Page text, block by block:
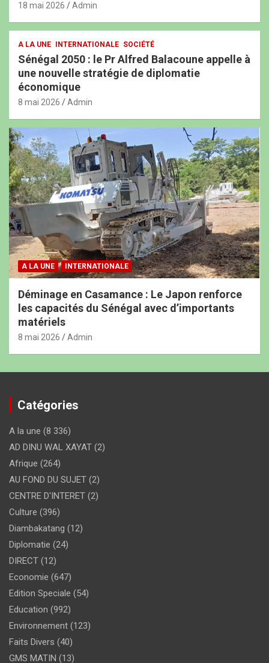
18 mai 2026 Admin
A LA UNE INTERNATIONALE SOCIÉTÉ
Sénégal 2050 : le Pr Alfred Balacoune appelle à
une nouvelle stratégie de diplomatie
économique
8 mai 2026 Admin
A LA UNE INTERNATIONALE
Déminage en Casamance : Le Japon renforce
les capacités du Sénégal avec d’importants
matériels
8 mai 2026 Admin
Catégories
A la une (8 336)
AD DINU WAL XAYAT (2)
Afrique (264)
AU FOND DU SUJET (2)
CENTRE D'INTERET (2)
Culture (396)
Diambakatang (12)
Diplomatie (24)
DIRECT (12)
Economie (647)
Edition Speciale (54)
Education (992)
Environnement (123)
Faits Divers (40)
GMS MATIN (13)